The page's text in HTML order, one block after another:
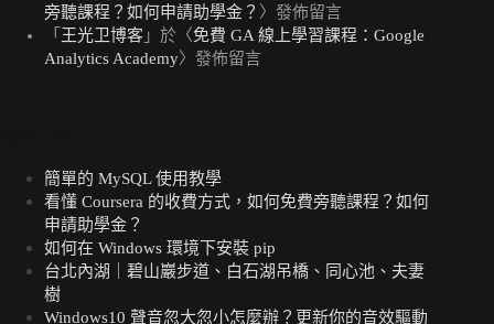
旁聽課程？如何申請助學金？ 〉發佈留言
「 王光卫博客 」於〈免費 GA 線上學習課程：Google
Analytics Academy〉發佈留言
簡單的 MySQL 使用教學
看懂 Coursera 的收費方式，如何免費旁聽課程？如何
申請助學金？
如何在 Windows 環境下安裝 pip
台北內湖｜碧山巖步道、白石湖吊橋、同心池、夫妻
樹
Windows10 聲音忽大忽小怎麼辦？更新你的音效驅動